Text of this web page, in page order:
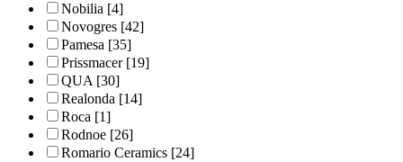
Nobilia [4]
Novogres [42]
Pamesa [35]
Prissmacer[19]
QUA[30]
Realonda [14]
Roca [1]
Rodnoe [26]
Romario Ceramics [24]